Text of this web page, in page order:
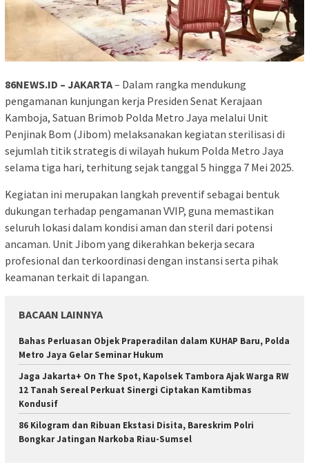
86NEWS.ID – JAKARTA– Dalam rangka mendukung
pengamanan kunjungan kerja Presiden Senat Kerajaan
Kamboja, Satuan Brimob Polda Metro Jaya melalui Unit
Penjinak Bom (Jibom) melaksanakan kegiatan sterilisasi di
sejumlah titik strategis di wilayah hukum Polda Metro Jaya
selama tiga hari, terhitung sejak tanggal 5 hingga 7 Mei 2025.
Kegiatan ini merupakan langkah preventif sebagai bentuk
dukungan terhadap pengamanan VVIP, guna memastikan
seluruh lokasi dalam kondisi aman dan steril dari potensi
ancaman. Unit Jibom yang dikerahkan bekerja secara
profesional dan terkoordinasi dengan instansi serta pihak
keamanan terkait di lapangan.
BACAAN LAINNYA
Bahas Perluasan Objek Praperadilan dalam KUHAP Baru, Polda
Metro Jaya Gelar Seminar Hukum
Jaga Jakarta+ On The Spot, Kapolsek Tambora Ajak Warga RW
12 Tanah Sereal Perkuat Sinergi Ciptakan Kamtibmas
Kondusif
86 Kilogram dan Ribuan Ekstasi Disita, Bareskrim Polri
Bongkar Jatingan Narkoba Riau-Sumsel